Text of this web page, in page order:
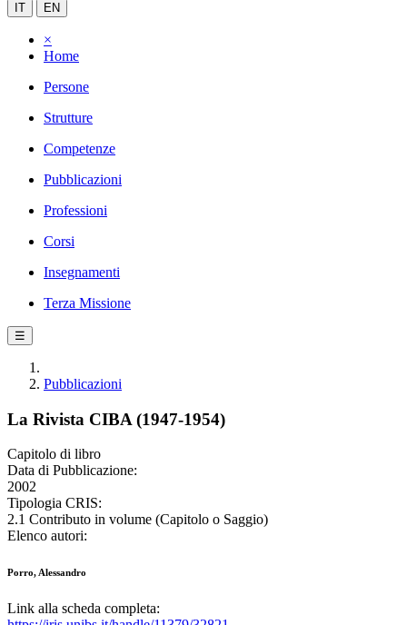
IT EN
×
Home
Persone
Strutture
Competenze
Pubblicazioni
Professioni
Corsi
Insegnamenti
Terza Missione
☰
Pubblicazioni
La Rivista CIBA (1947-1954)
Capitolo di libro
Data di Pubblicazione:
2002
Tipologia CRIS:
2.1 Contributo in volume (Capitolo o Saggio)
Elenco autori:
Porro, Alessandro
Link alla scheda completa: